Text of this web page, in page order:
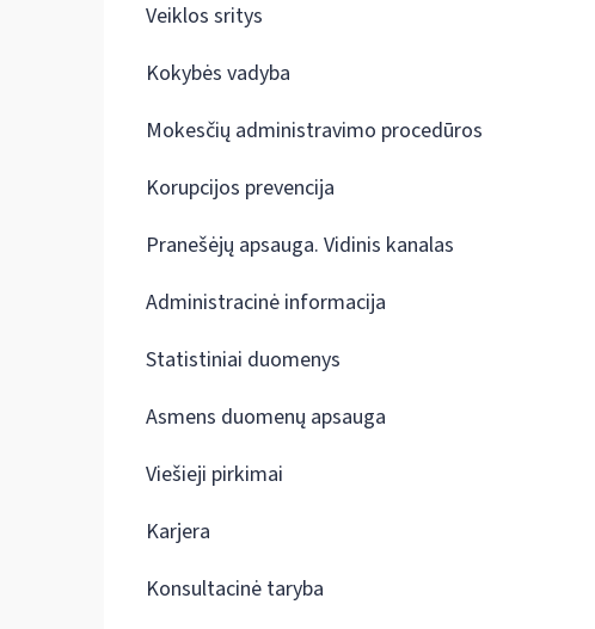
Veiklos sritys
Kokybės vadyba
Mokesčių administravimo procedūros
Korupcijos prevencija
Pranešėjų apsauga. Vidinis kanalas
Administracinė informacija
Statistiniai duomenys
Asmens duomenų apsauga
Viešieji pirkimai
Karjera
Konsultacinė taryba